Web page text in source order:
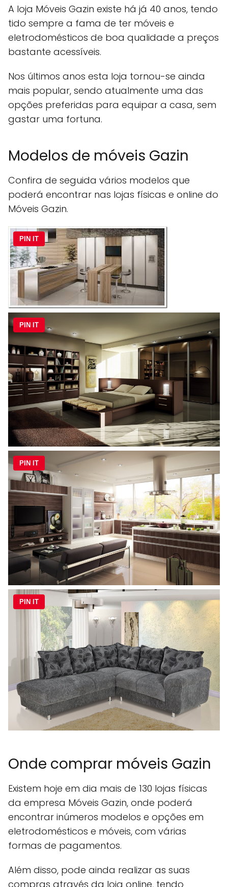
A loja Móveis Gazin existe há já 40 anos, tendo
tido sempre a fama de ter móveis e
eletrodomésticos de boa qualidade a preços
bastante acessíveis.
Nos últimos anos esta loja tornou-se ainda
mais popular, sendo atualmente uma das
opções preferidas para equipar a casa, sem
gastar uma fortuna.
Modelos de móveis Gazin
Confira de seguida vários modelos que
poderá encontrar nas lojas físicas e online do
Móveis Gazin.
PIN IT
PIN IT
PIN IT
PIN IT
Onde comprar móveis Gazin
Existem hoje em dia mais de 130 lojas físicas
da empresa Móveis Gazin, onde poderá
encontrar inúmeros modelos e opções em
eletrodomésticos e móveis, com várias
formas de pagamentos.
Além disso, pode ainda realizar as suas
compras através da loja online, tendo